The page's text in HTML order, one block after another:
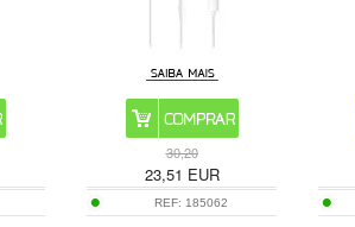
30,20
23,51 EUR
REF: 185062